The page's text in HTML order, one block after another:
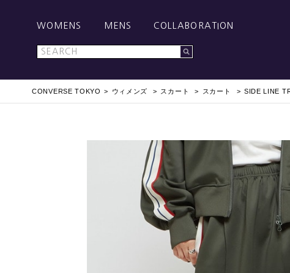
WOMENS MENS COLLABORATION
CONVERSE TOKYO ウィメンズ スカート スカート SIDE LINE